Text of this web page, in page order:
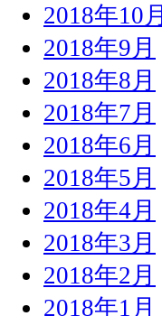
2018年10月
2018年9月
2018年8月
2018年7月
2018年6月
2018年5月
2018年4月
2018年3月
2018年2月
2018年1月